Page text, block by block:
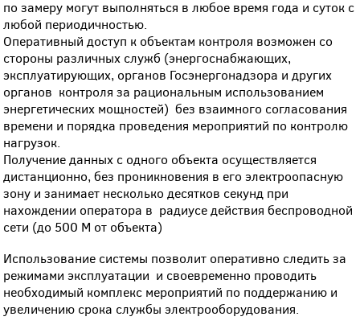
по замеру могут выполняться в любое время года и суток с
любой периодичностью.
Оперативный доступ к объектам контроля возможен со
стороны различных служб (энергоснабжающих,
эксплуатирующих, органов Госэнергонадзора и других
органов контроля за рациональным использованием
энергетических мощностей) без взаимного согласования
времени и порядка проведения мероприятий по контролю
нагрузок.
Получение данных с одного объекта осуществляется
дистанционно, без проникновения в его электроопасную
зону и занимает несколько десятков секунд при
нахождении оператора в радиусе действия беспроводной
сети (до 500 М от объекта)
Использование системы позволит оперативно следить за
режимами эксплуатации и своевременно проводить
необходимый комплекс мероприятий по поддержанию и
увеличению срока службы электрооборудования.